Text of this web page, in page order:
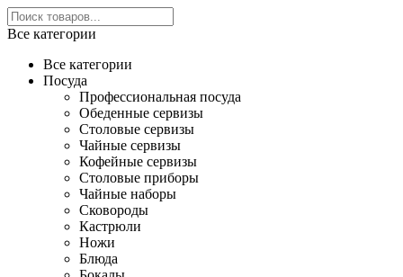
Все категории
Все категории
Посуда
Профессиональная посуда
Обеденные сервизы
Столовые сервизы
Чайные сервизы
Кофейные сервизы
Столовые приборы
Чайные наборы
Сковороды
Кастрюли
Ножи
Блюда